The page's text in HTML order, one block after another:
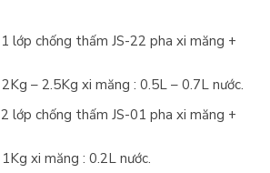
lớp chống thấm JS-22 pha xi măng +
– 2.5Kg xi măng : 0.5L – 0.7L nước.
lớp chống thấm JS-01 pha xi măng +
xi măng : 0.2L nước.